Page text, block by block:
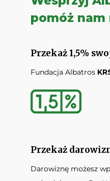
pomóż
Przekaż 1,5%
Fundacja Albatros
Przekaż
Darowiznę możesz